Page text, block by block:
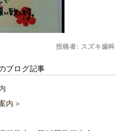
投稿者: スズキ歯科
ブログ記事
内＞